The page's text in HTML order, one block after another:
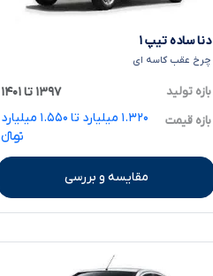
دنا ساده تیپ ۱
چرخ عقب کاسه ای
بازه تولید ۱۳۹۷ تا ۱۴۰۱
بازه قیمت
۱.۳۲۰ میلیارد تا ۱.۵۵۰ میلیارد
تومانءءء
مقایسه و بررسی